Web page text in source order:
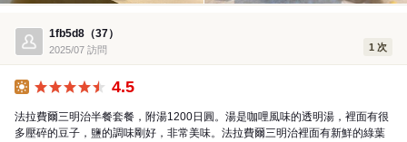
1fb5d8（37）
2025/07 訪問 1 次
4.5
法拉費爾三明治半餐套餐，附湯1200日圓。湯是咖哩風味的透明湯，裡面有很
多壓碎的豆子，鹽的調味剛好，非常美味。法拉費爾三明治裡面有新鮮的綠葉